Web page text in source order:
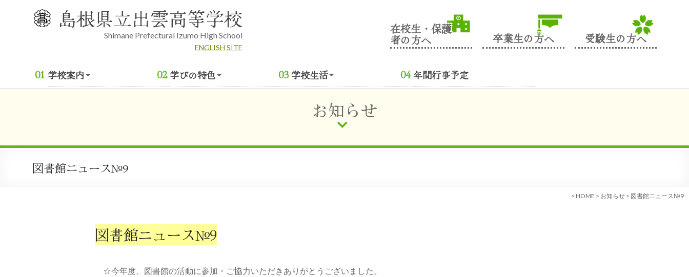
島根県立出雲高等学校
Shimane Prefectural Izumo High School
ENGLISH SITE
在校生・保護
者の方へ 卒業生の方へ 受験生の方へ
学校案内 学びの特色 学校生活 年間行事予定
お知らせ
図書館ニュース№9
> HOME > お知らせ > 図書館ニュース№9
図書館ニュース№9
☆今年度、図書館の活動に参加・ご協力いただきありがとうございました。